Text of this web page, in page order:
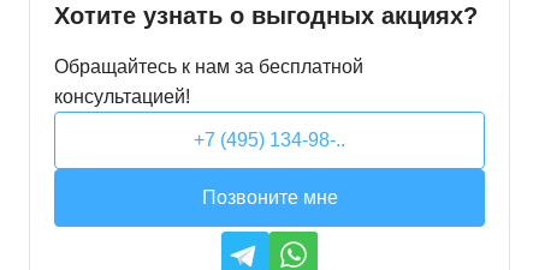
Хотите узнать о выгодных акциях?
Обращайтесь к нам за бесплатной
консультацией!
+7 (495) 134-98-..
Позвоните мне